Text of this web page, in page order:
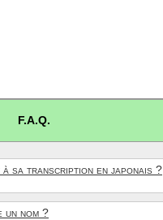
F.A.Q.
à sa transcription en japonais ?
nom ?